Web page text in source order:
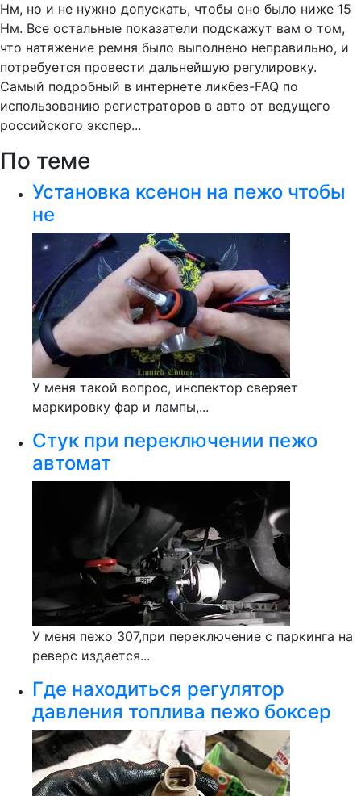
Нм, но и не нужно допускать, чтобы оно было ниже 15
Нм. Все остальные показатели подскажут вам о том,
что натяжение ремня было выполнено неправильно, и
потребуется провести дальнейшую регулировку.
Самый подробный в интернете ликбез-FAQ по
использованию регистраторов в авто от ведущего
российского экспер...
По теме
Установка ксенон на пежо чтобы
не
У меня такой вопрос, инспектор сверяет
маркировку фар и лампы,...
Стук при переключении пежо
автомат
У меня пежо 307,при переключение с паркинга на
реверс издается...
Где находиться регулятор
давления топлива пежо боксер